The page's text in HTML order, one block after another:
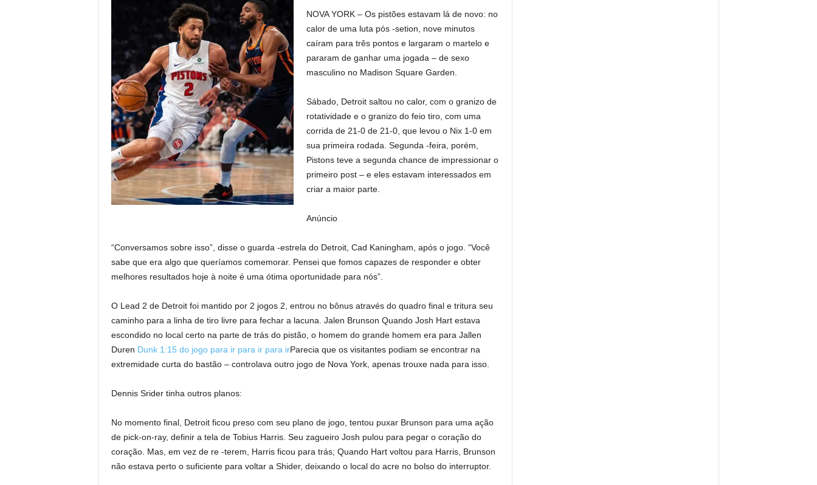
NOVA YORK – Os pistões estavam lá de novo: no
calor de uma luta pós -setion, nove minutos
caíram para três pontos e largaram o martelo e
pararam de ganhar uma jogada – de sexo
masculino no Madison Square Garden.
Sábado, Detroit saltou no calor, com o granizo de
rotatividade e o granizo do feio tiro, com uma
corrida de 21-0 de 21-0, que levou o Nix 1-0 em
sua primeira rodada. Segunda -feira, porém,
Pistons teve a segunda chance de impressionar o
primeiro post – e eles estavam interessados ​​em
criar a maior parte.
Anúncio
“Conversamos sobre isso”, disse o guarda -estrela do Detroit, Cad Kaningham, após o jogo. “Você
sabe que era algo que queríamos comemorar. Pensei que fomos capazes de responder e obter
melhores resultados hoje à noite é uma ótima oportunidade para nós”.
O Lead 2 de Detroit foi mantido por 2 jogos 2, entrou no bônus através do quadro final e tritura seu
caminho para a linha de tiro livre para fechar a lacuna. Jalen Brunson Quando Josh Hart estava
escondido no local certo na parte de trás do pistão, o homem do grande homem era para Jallen
Duren Dunk 1:15 do jogo para ir para ir para irParecia que os visitantes podiam se encontrar na
extremidade curta do bastão – controlava outro jogo de Nova York, apenas trouxe nada para isso.
Dennis Srider tinha outros planos:
No momento final, Detroit ficou preso com seu plano de jogo, tentou puxar Brunson para uma ação
de pick-on-ray, definir a tela de Tobius Harris. Seu zagueiro Josh pulou para pegar o coração do
coração. Mas, em vez de re -terem, Harris ficou para trás; Quando Hart voltou para Harris, Brunson
não estava perto o suficiente para voltar a Shider, deixando o local do acre no bolso do interruptor.